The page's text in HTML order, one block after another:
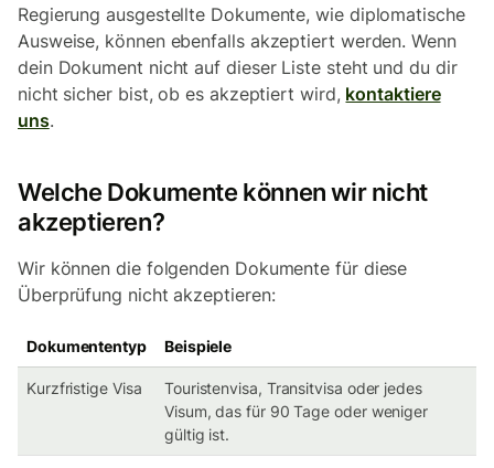
Regierung ausgestellte Dokumente, wie diplomatische
Ausweise, können ebenfalls akzeptiert werden. Wenn
dein Dokument nicht auf dieser Liste steht und du dir
nicht sicher bist, ob es akzeptiert wird, kontaktiere
uns.
Welche Dokumente können wir nicht
akzeptieren?
Wir können die folgenden Dokumente für diese
Überprüfung nicht akzeptieren:
Dokumententyp Beispiele
Kurzfristige Visa
Touristenvisa, Transitvisa oder jedes
Visum, das für 90 Tage oder weniger
gültig ist.